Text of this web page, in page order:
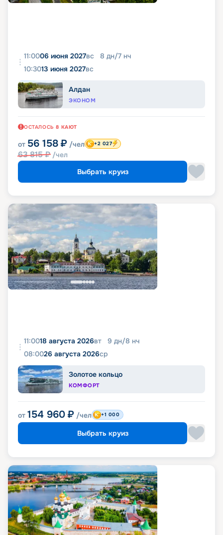
11:0006 июня 2027вс 8 дн/7 нч
10:3013 июня 2027вс
Алдан
ЭКОНОМ
ОСТАЛОСЬ 8 КАЮТ
от 56 158 ₽ /чел
63 815₽ /чел
+2 027
Выбрать круиз
11:0018 августа 2026вт 9 дн/8 нч
08:0026 августа 2026ср
Золотое кольцо
КОМФОРТ
от 154 960 ₽ /чел +1 000
Выбрать круиз